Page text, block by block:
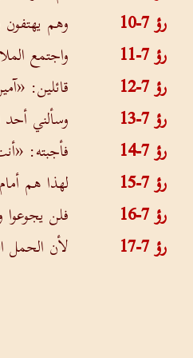
رؤ 7-10
وهم
رؤ 7-11
واجتمع
رؤ 7-12
قائلين:
رؤ 7-13
وسألني
رؤ 7-14
فأجبته:
رؤ 7-15
لهذا هم
رؤ 7-16
فلن
رؤ 7-17
لأن الحمل